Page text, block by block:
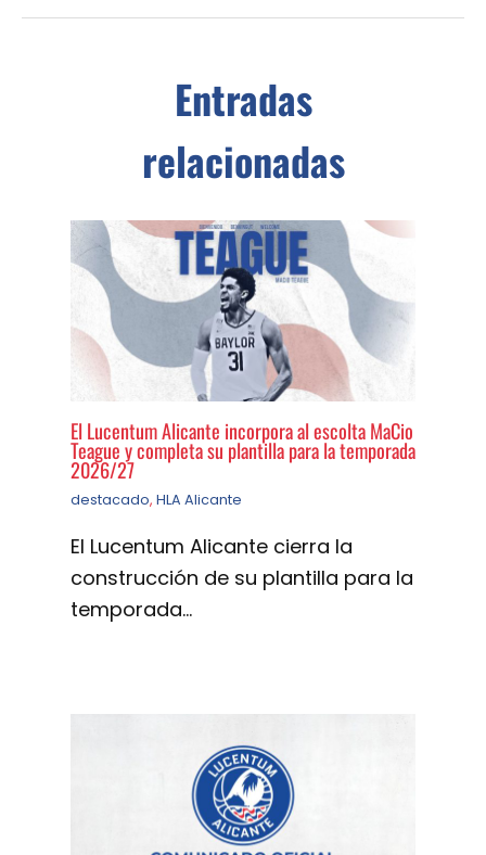
Entradas
relacionadas
El Lucentum Alicante incorpora al escolta MaCio
Teague y completa su plantilla para la temporada
2026/27
destacado, HLA Alicante
El Lucentum Alicante cierra la
construcción de su plantilla para la
temporada…